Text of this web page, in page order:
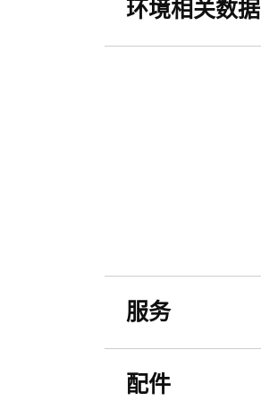
环境相关数据
服务
配件